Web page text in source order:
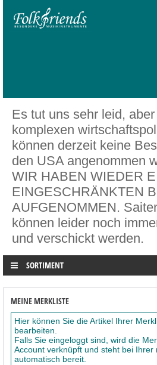
Es tut uns sehr leid,
komplexen
können derzeit keine
den USA angenommen
WIR HABEN WIEDER
EINGESCHRÄNKTEN
AUFGENOMMEN.
können leider noch
und verschickt werden.
SORTIMENT
MEINE MERKLISTE
Hier können Sie die Artikel Ihrer
bearbeiten.
Falls Sie eingeloggt sind, wird die
Account verknüpft und steht bei Ihrer
automatisch bereit.